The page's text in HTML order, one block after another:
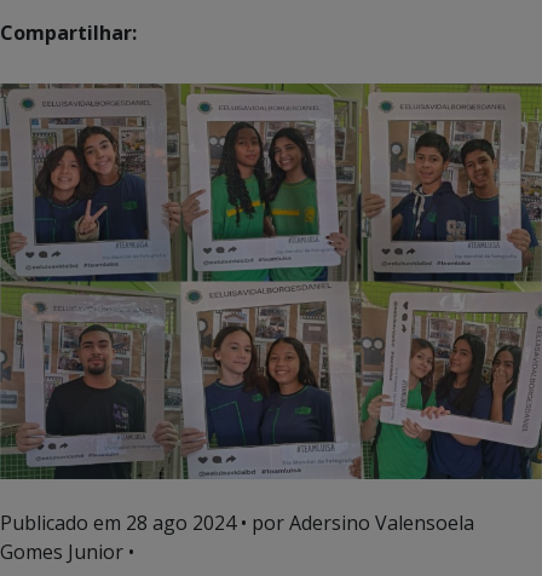
Compartilhar:
Publicado em 28 ago 2024• por Adersino Valensoela
Gomes Junior •